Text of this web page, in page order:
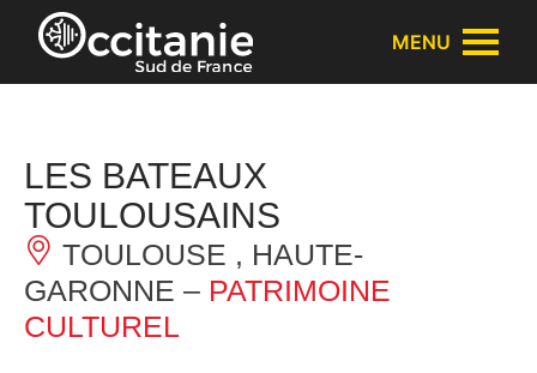
Panneau de gestion des cookies
MENU
LES BATEAUX
TOULOUSAINS
TOULOUSE , HAUTE-
GARONNE – PATRIMOINE
CULTUREL